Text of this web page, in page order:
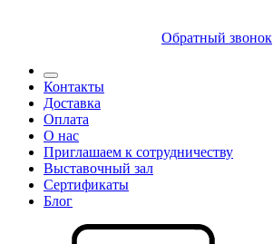
Обратный звонок
Контакты
Доставка
Оплата
О нас
Приглашаем к сотрудничеству
Выставочный зал
Сертификаты
Блог